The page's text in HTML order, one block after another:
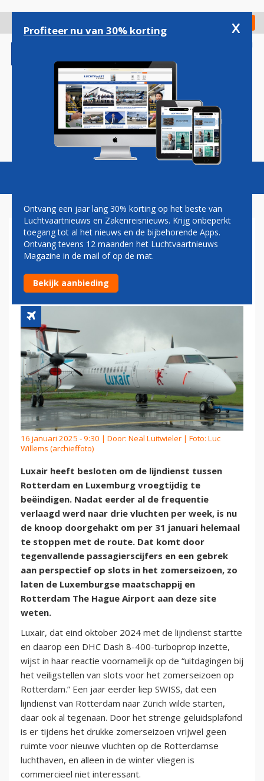
gaan
Check in
Magazine Podcasts Vacatures
LIJNDIENST TUSSEN
ROTTERDAM EN LUXEMBURG
VROEGTIJDIG BEËINDIGD
16 januari 2025 - 9:30 | Door: Neal Luitwieler | Foto: Luc
Willems (archieffoto)
Luxair heeft besloten om de lijndienst tussen
Rotterdam en Luxemburg vroegtijdig te
beëindigen. Nadat eerder al de frequentie
verlaagd werd naar drie vluchten per week, is nu
de knoop doorgehakt om per 31 januari helemaal
te stoppen met de route. Dat komt door
tegenvallende passagierscijfers en een gebrek
aan perspectief op slots in het zomerseizoen, zo
laten de Luxemburgse maatschappij en
Rotterdam The Hague Airport aan deze site
weten.
Luxair, dat eind oktober 2024 met de lijndienst startte
en daarop een DHC Dash 8-400-turboprop inzette,
wijst in haar reactie voornamelijk op de “uitdagingen bij
het veiligstellen van slots voor het zomerseizoen op
Rotterdam.” Een jaar eerder liep SWISS, dat een
lijndienst van Rotterdam naar Zürich wilde starten,
daar ook al tegenaan. Door het strenge geluidsplafond
is er tijdens het drukke zomerseizoen vrijwel geen
ruimte voor nieuwe vluchten op de Rotterdamse
luchthaven, en alleen in de winter vliegen is
commercieel niet interessant.
Profiteer nu van 30% korting x
Ontvang een jaar lang 30% korting op het beste van
Luchtvaartnieuws en Zakenreisnieuws. Krijg onbeperkt
toegang tot al het nieuws en de bijbehorende Apps.
Ontvang tevens 12 maanden het Luchtvaartnieuws
Magazine in de mail of op de mat.
Bekijk aanbieding